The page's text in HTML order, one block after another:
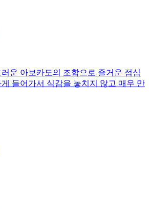
운 아보카도의 조합으로 즐거운 점심
들어가서 식감을 놓치지 않고 매우 만